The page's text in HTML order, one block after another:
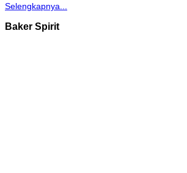
Selengkapnya...
Baker Spirit